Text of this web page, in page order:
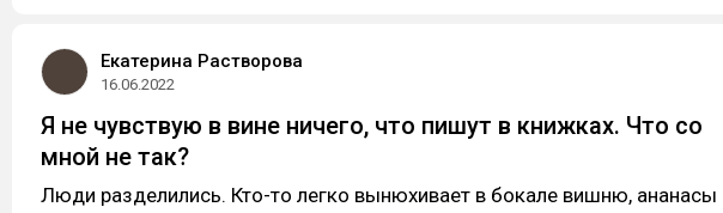
Екатерина Растворова
16.06.2022
Я не чувствую в вине ничего, что пишут в книжках. Что со
мной не так?
Люди разделились. Кто-то легко вынюхивает в бокале вишню, ананасы